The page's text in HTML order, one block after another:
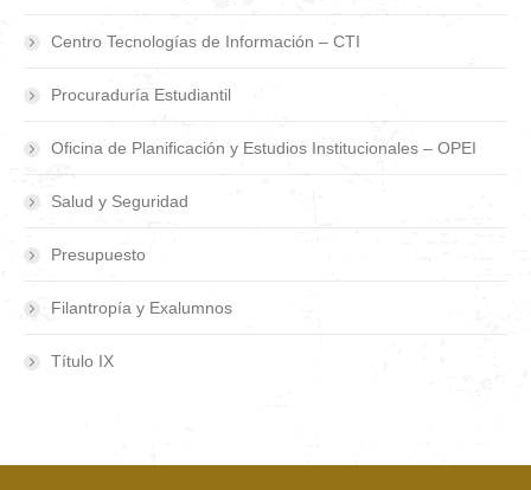
Centro Tecnologías de Información – CTI
Procuraduría Estudiantil
Oficina de Planificación y Estudios Institucionales – OPEI
Salud y Seguridad
Presupuesto
Filantropía y Exalumnos
Título IX